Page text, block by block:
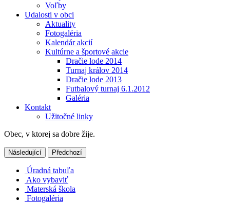
Voľby
Udalosti v obci
Aktuality
Fotogaléria
Kalendár akcií
Kultúrne a športové akcie
Dračie lode 2014
Turnaj králov 2014
Dračie lode 2013
Futbalový turnaj 6.1.2012
Galéria
Kontakt
Užitočné linky
Obec, v ktorej sa dobre žije.
Následující Předchozí
Úradná tabuľa
Ako vybaviť
Materská škola
Fotogaléria